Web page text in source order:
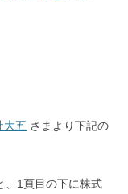
大五 さまより下記の
、1頁目の下に株式